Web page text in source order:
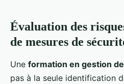
Évaluation des
de mesures de
Une formation en gestion
pas à la seule identification